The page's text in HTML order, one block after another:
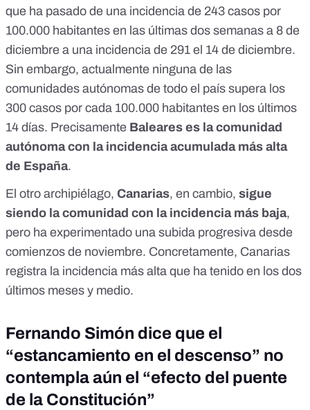
que ha pasado de una incidencia de 243 casos por
100.000 habitantes en las últimas dos semanas a 8 de
diciembre a una incidencia de 291 el 14 de diciembre.
Sin embargo, actualmente ninguna de las
comunidades autónomas de todo el país supera los
300 casos por cada 100.000 habitantes en los últimos
14 días. Precisamente Baleares es la comunidad
autónoma con la incidencia acumulada más alta
de España.
El otro archipiélago, Canarias, en cambio, sigue
siendo la comunidad con la incidencia más baja,
pero ha experimentado una subida progresiva desde
comienzos de noviembre. Concretamente, Canarias
registra la incidencia más alta que ha tenido en los dos
últimos meses y medio.
Fernando Simón dice que el
“estancamiento en el descenso” no
contempla aún el “efecto del puente
de la Constitución”